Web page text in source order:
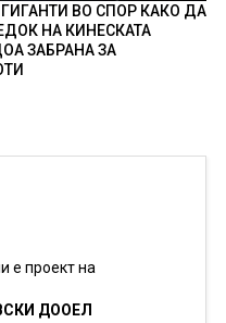
ВО СПОР КАКО ДА
НА КИНЕСКАТА
ЗАБРАНА ЗА
е проект на
ДООЕЛ